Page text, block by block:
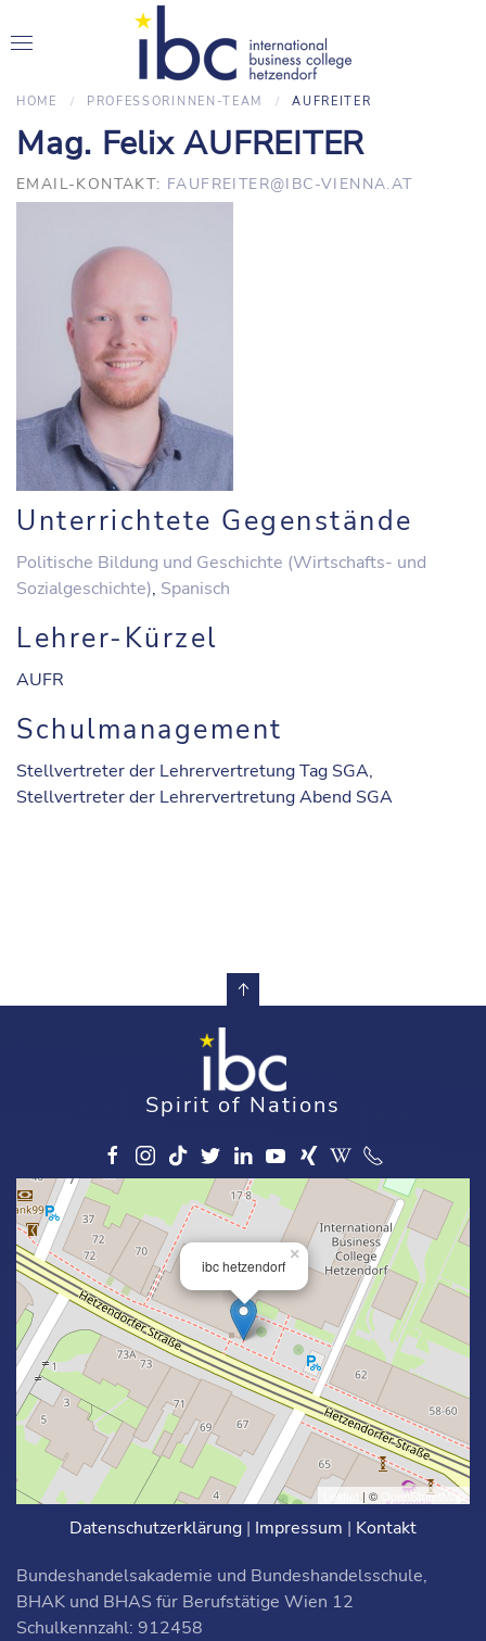
HOME PROFESSORINNEN-TEAM AUFREITER
Mag. Felix AUFREITER
EMAIL-KONTAKT: FAUFREITER@IBC-VIENNA.AT
Unterrichtete Gegenstände
Politische Bildung und Geschichte (Wirtschafts- und
Sozialgeschichte), Spanisch
Lehrer-Kürzel
AUFR
Schulmanagement
Stellvertreter der Lehrervertretung Tag SGA,
Stellvertreter der Lehrervertretung Abend SGA
Spirit of Nations
ibc hetzendorf
×
Leaflet | © OpenStreetMap
Datenschutzerklärung | Impressum | Kontakt
Bundeshandelsakademie und Bundeshandelsschule,
BHAK und BHAS für Berufstätige Wien 12
Schulkennzahl: 912458